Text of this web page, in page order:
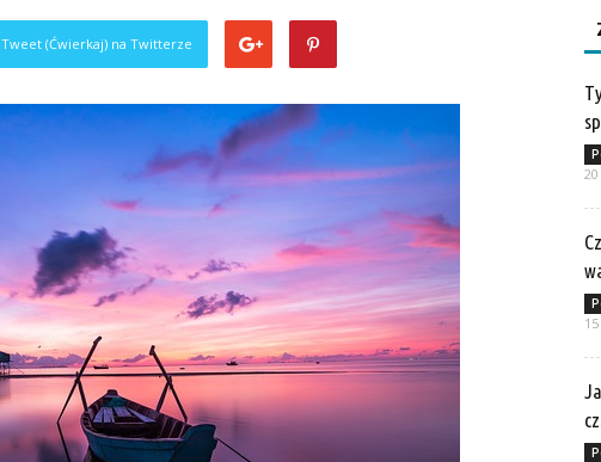
Tweet (Ćwierkaj) na Twitterze